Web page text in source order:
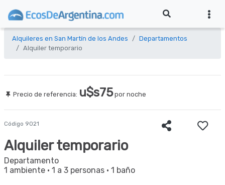
Alquileres en San Martín de los Andes
Departamentos
Alquiler temporario
Precio de referencia: u$s75por noche
Código 9021
Alquiler temporario
Departamento
1 ambiente · 1 a 3 personas · 1 baño